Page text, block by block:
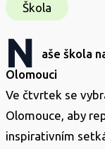
Škola
N
aše škola
Olomouci
Ve čtvrtek se
Olomouce, aby
inspirativním